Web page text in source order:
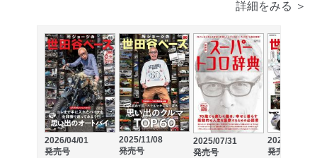
詳細をみる ＞
2026/04/01
発売号
2025/11/08
発売号
2025/07/31
発売号
2025/03/27
発売号